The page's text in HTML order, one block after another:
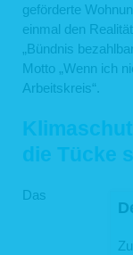
geförderte
einmal den
„Bündnis
Motto „Wenn ich
Arbeitskreis“.
die Tücke
Das